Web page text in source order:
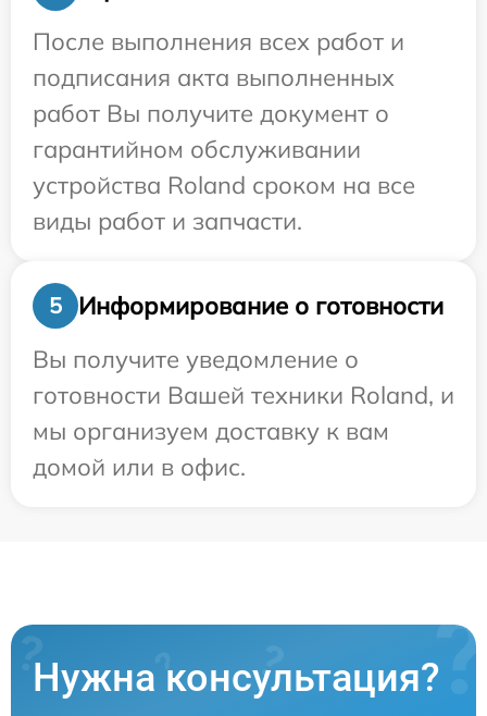
После выполнения всех работ и
подписания акта выполненных
работ Вы получите документ о
гарантийном обслуживании
устройства Roland сроком на все
виды работ и запчасти.
5
Информирование о готовности
Вы получите уведомление о
готовности Вашей техники Roland, и
мы организуем доставку к вам
домой или в офис.
Нужна консультация?